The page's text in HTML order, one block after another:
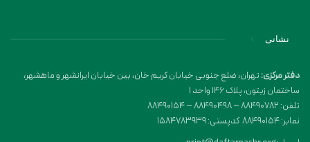
نشانی
دفتر مرکزی:تهران، ضلع جنوبی خیابان کریم خان، بین خیابان ایرانشهر و ماهشهر،
ساختمان زیتون، پلاک 146 واحد 1
تلفن: 88490782 – 88490498 – 88490154
نمابر: 88490154 کدپستی: 1584783939